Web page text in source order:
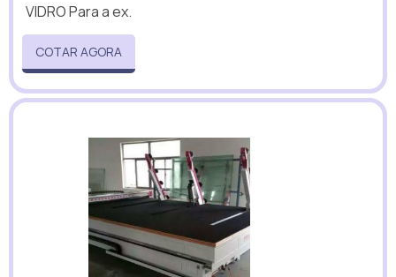
VIDRO Para a ex.
COTAR AGORA